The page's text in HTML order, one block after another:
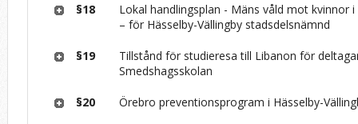
§18
Lokal handlingsplan - Mäns våld mot kvinnor
– för Hässelby-Vällingby stadsdelsnämnd
§19
Tillstånd för studieresa till Libanon för
Smedshagsskolan
§20 Örebro preventionsprogram i Hässelby-